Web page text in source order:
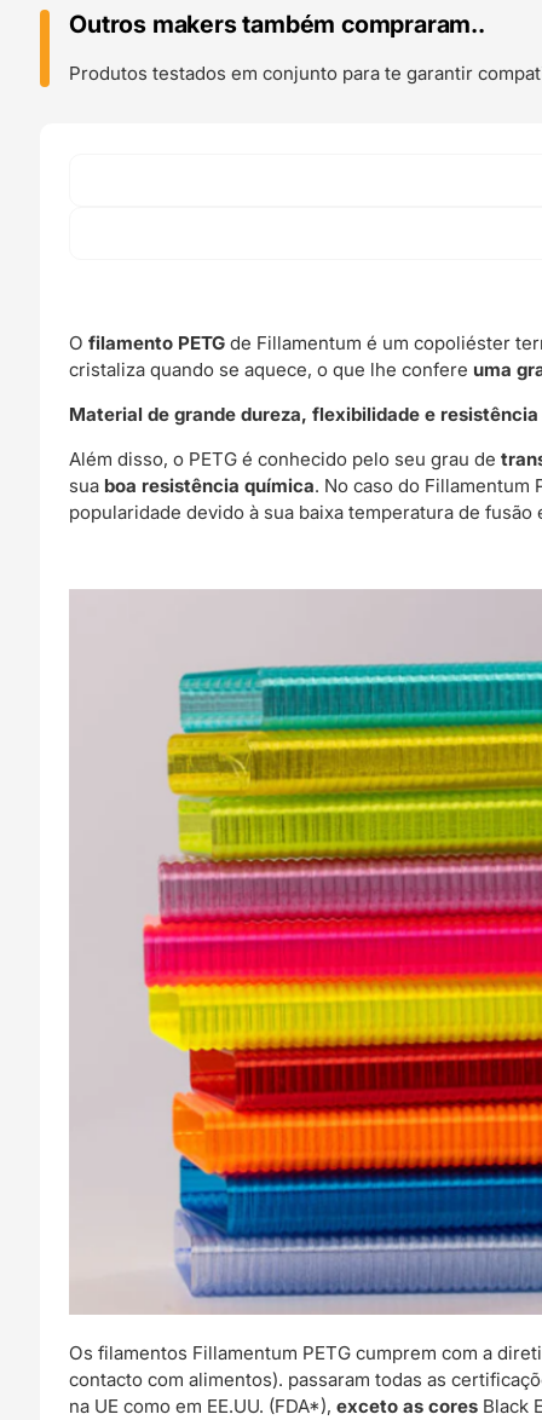
Grey
1kg
-
Outros makers também compraram..
Produtos testados em conjunto para te garantir
Ofilamento PETG de Fillamentum é um copoliéster
cristaliza quando se aquece, o que lhe confere uma
Material de grande dureza, flexibilidade e
Além disso, o PETG é conhecido pelo seu grau de
sua boa resistência química. No caso do Fillamentum
popularidade devido à sua baixa temperatura de fusão
Os filamentos Fillamentum PETG cumprem com a
contacto com alimentos). passaram todas as
na UE como em EE.UU. (FDA*),exceto as cores Black